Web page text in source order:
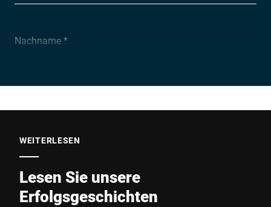
Nachname *
Unternehmen *
E-Mail *
Telefon *
WEITERLESEN
Lesen Sie unsere
Erfolgsgeschichten